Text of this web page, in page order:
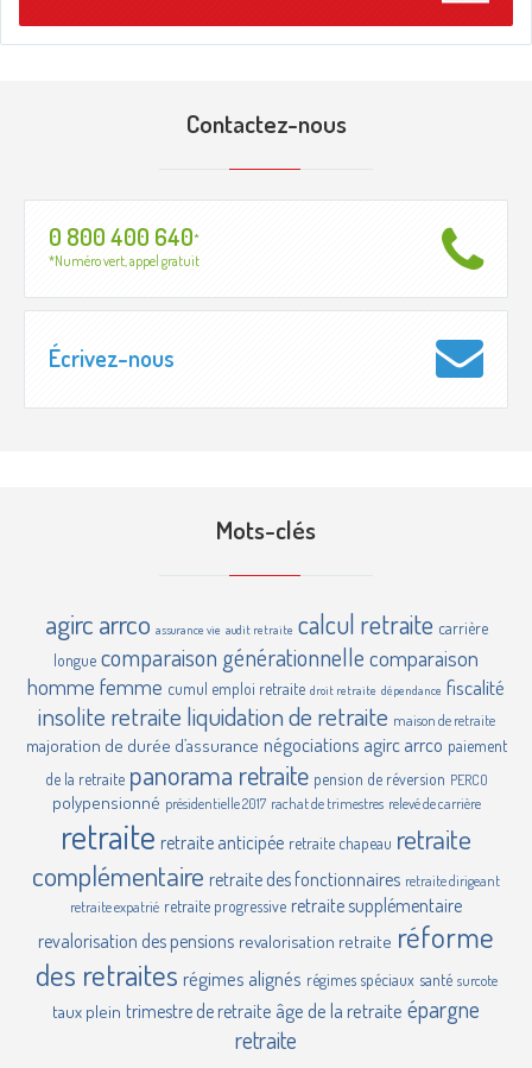
Contactez-nous
0 800 400 640*
*Numéro vert, appel gratuit
Écrivez-nous
Mots-clés
agirc arrco assurance vie audit retraite calcul retraite carrière
longue comparaison générationnelle comparaison
homme femme cumul emploi retraite droit retraite dépendance fiscalité
insolite retraite liquidation de retraite maison de retraite
majoration de durée d’assurance négociations agirc arrco paiement
de la retraite panorama retraite pension de réversion PERCO
polypensionné présidentielle 2017 rachat de trimestres relevé de carrière
retraite retraite anticipée retraite chapeau retraite
complémentaire retraite des fonctionnaires retraite dirigeant
retraite expatrié retraite progressive retraite supplémentaire
revalorisation des pensions revalorisation retraite réforme
des retraites régimes alignés régimes spéciaux santé surcote
taux plein trimestre de retraite âge de la retraite épargne
retraite